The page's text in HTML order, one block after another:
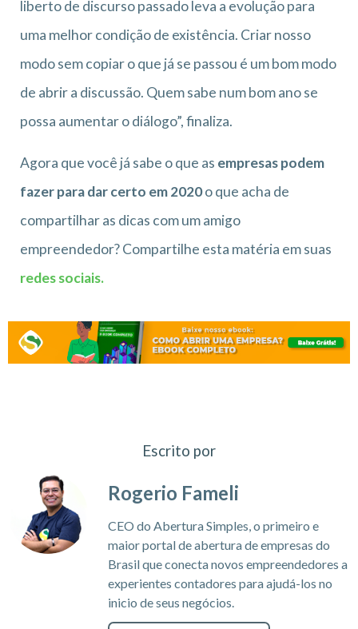
liberto de discurso passado leva a evolução para
uma melhor condição de existência. Criar nosso
modo sem copiar o que já se passou é um bom modo
de abrir a discussão. Quem sabe num bom ano se
possa aumentar o diálogo”, finaliza.
Agora que você já sabe o que as empresas podem
fazer para dar certo em 2020o que acha de
compartilhar as dicas com um amigo
empreendedor? Compartilhe esta matéria em suas
redes sociais.
Escrito por
Rogerio Fameli
CEO do Abertura Simples, o primeiro e
maior portal de abertura de empresas do
Brasil que conecta novos empreendedores a
experientes contadores para ajudá-los no
inicio de seus negócios.